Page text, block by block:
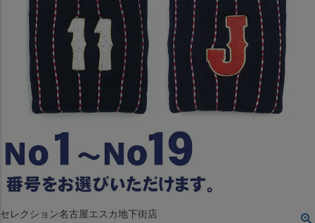
JR水道橋駅西口店
営業：土・日・祝日のみ 12:00-18:00
東京都千代田区神田三崎町２丁目２２−１ 1F
MAP
SHOP
セレクション名古屋エスカ地下街店